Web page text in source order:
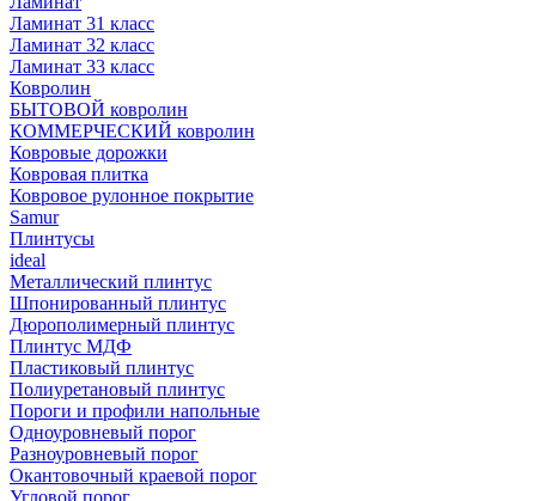
Ламинат 31 класс
Ламинат 32 класс
Ламинат 33 класс
Ковролин
БЫТОВОЙ ковролин
КОММЕРЧЕСКИЙ ковролин
Ковровые дорожки
Ковровая плитка
Ковровое рулонное покрытие
Samur
Плинтусы
ideal
Металлический плинтус
Шпонированный плинтус
Дюрополимерный плинтус
Плинтус МДФ
Пластиковый плинтус
Полиуретановый плинтус
Пороги и профили напольные
Одноуровневый порог
Разноуровневый порог
Окантовочный краевой порог
Угловой порог